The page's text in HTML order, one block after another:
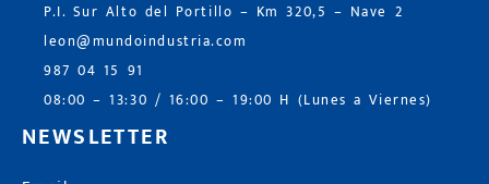
P.I. Sur Alto del Portillo – Km 320,5 – Nave 2
leon@mundoindustria.com
987 04 15 91
08:00 – 13:30 / 16:00 – 19:00 H (Lunes a Viernes)
NEWSLETTER